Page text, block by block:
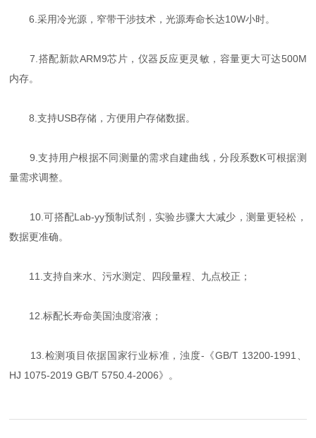
6.采用冷光源，窄带干涉技术，光源寿命长达10W小时。
7.搭配新款ARM9芯片，仪器反应更灵敏，容量更大可达500M
内存。
8.支持USB存储，方便用户存储数据。
9.支持用户根据不同测量的需求自建曲线，分段系数K可根据测
量需求调整。
10.可搭配Lab-yy预制试剂，实验步骤大大减少，测量更轻松，
数据更准确。
11.支持自来水、污水测定、四段量程、九点校正；
12.标配长寿命美国浊度溶液；
13.检测项目依据国家行业标准，浊度-《GB/T 13200-1991、
HJ 1075-2019 GB/T 5750.4-2006》。